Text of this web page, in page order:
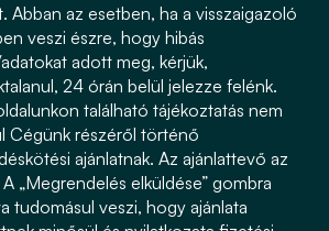
Abban az esetben, ha a visszaigazoló
veszi észre, hogy hibás
adott meg, kérjük,
24 órán belül jelezze felénk.
található tájékoztatás nem
Cégünk részéről történő
ajánlatnak. Az ajánlattevő az
„Megrendelés elküldése” gombra
tudomásul veszi, hogy ajánlata